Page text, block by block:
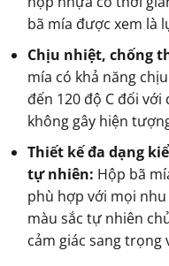
bã mía được xem là
Chịu nhiệt, chống
mía có khả năng
đến 120 độ C đối với
không gây hiện
Thiết kế đa dạng
tự nhiên: Hộp bã
phù hợp với mọi
màu sắc tự nhiên
cảm giác sang trọng